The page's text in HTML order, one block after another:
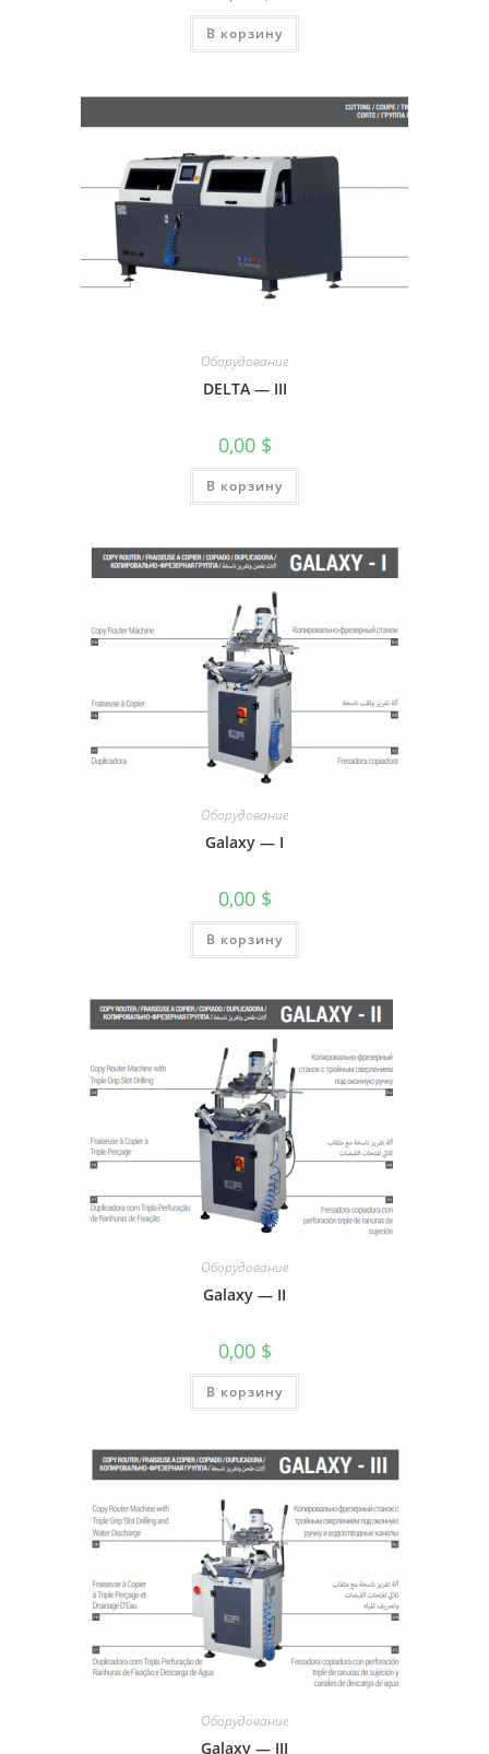
В корзину
Оборудование
DELTA — III
0,00 $
В корзину
Оборудование
Galaxy — I
0,00 $
В корзину
Оборудование
Galaxy — II
0,00 $
В корзину
Оборудование
Galaxy — III